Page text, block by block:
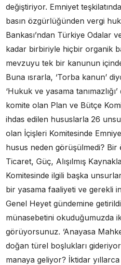
değiştiriyor. Emniyet
basın özgürlüğünden vergi
Bankası’ndan Türkiye Odalar
kadar birbiriyle hiçbir organik
mevzuyu tek bir kanunun
Buna ısrarla, ‘Torba kanun’
‘Hukuk ve yasama
komite olan Plan ve Bütçe
ihdas edilen hususlarla 26
olan İçişleri Komitesinde
husus neden görüşülmedi? Bir
Ticaret, Güç, Alışılmış
Komitesinde ilgili başka
bir yasama faaliyeti ve gerekli
Genel Heyet gündemine
münasebetini okuduğumuzda
görüyorsunuz. ‘Anayasa
doğan türel boşlukları
manaya geliyor? İktidar yıllarca